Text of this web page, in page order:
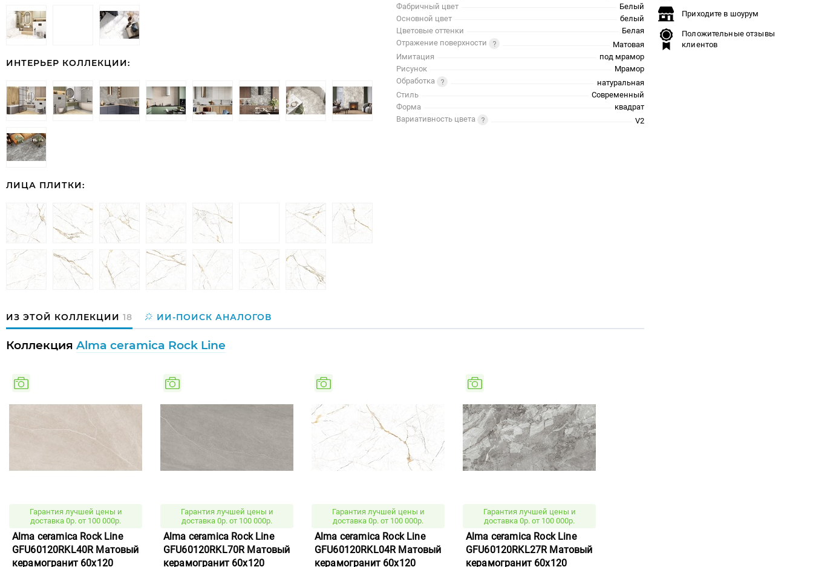
ИНТЕРЬЕР КОЛЛЕКЦИИ:
ЛИЦА ПЛИТКИ:
Фабричный цвет
Белый
Основной цвет
белый
Цветовые оттенки
Белая
Отражение поверхности
Матовая
Имитация
под мрамор
Рисунок
Мрамор
Обработка
натуральная
Стиль
Современный
Форма
квадрат
Вариативность цвета
V2
ИЗ ЭТОЙ КОЛЛЕКЦИИ 18 ИИ-ПОИСК АНАЛОГОВ
Коллекция Alma ceramica Rock Line
Гарантия лучшей цены и
доставка 0р. от 100 000р.
Alma ceramica Rock Line
GFU60120RKL40R Матовый
керамогранит 60x120
Гарантия лучшей цены и
доставка 0р. от 100 000р.
Alma ceramica Rock Line
GFU60120RKL70R Матовый
керамогранит 60x120
Гарантия лучшей цены и
доставка 0р. от 100 000р.
Alma ceramica Rock Line
GFU60120RKL04R Матовый
керамогранит 60x120
Гарантия лучшей цены и
доставка 0р. от 100 000р.
Alma ceramica Rock Line
GFU60120RKL27R Матовый
керамогранит 60x120
Приходите в шоурум
Положительные отзывы
клиентов